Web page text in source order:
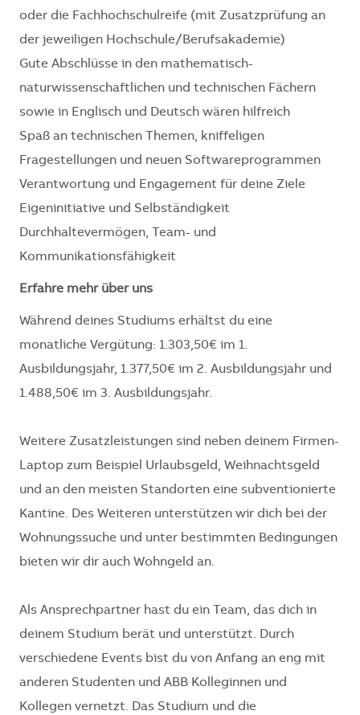
oder die Fachhochschulreife (mit Zusatzprüfung an
der jeweiligen Hochschule/Berufsakademie)
Gute Abschlüsse in den mathematisch-
naturwissenschaftlichen und technischen Fächern
sowie in Englisch und Deutsch wären hilfreich
Spaß an technischen Themen, kniffeligen
Fragestellungen und neuen Softwareprogrammen
Verantwortung und Engagement für deine Ziele
Eigeninitiative und Selbständigkeit
Durchhaltevermögen, Team- und
Kommunikationsfähigkeit
Erfahre mehr über uns
Während deines Studiums erhältst du eine
monatliche Vergütung: 1.303,50€ im 1.
Ausbildungsjahr, 1.377,50€ im 2. Ausbildungsjahr und
1.488,50€ im 3. Ausbildungsjahr.
Weitere Zusatzleistungen sind neben deinem Firmen-
Laptop zum Beispiel Urlaubsgeld, Weihnachtsgeld
und an den meisten Standorten eine subventionierte
Kantine. Des Weiteren unterstützen wir dich bei der
Wohnungssuche und unter bestimmten Bedingungen
bieten wir dir auch Wohngeld an.
Als Ansprechpartner hast du ein Team, das dich in
deinem Studium berät und unterstützt. Durch
verschiedene Events bist du von Anfang an eng mit
anderen Studenten und ABB Kolleginnen und
Kollegen vernetzt. Das Studium und die